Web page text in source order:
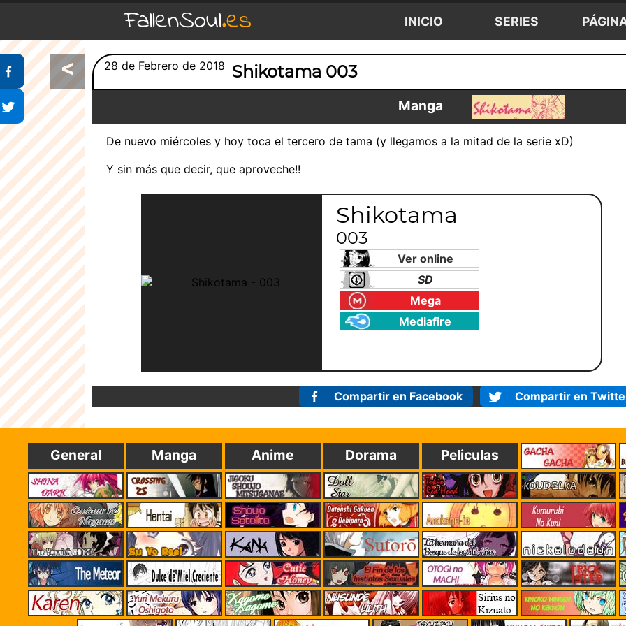
FallenSoul.es INICIO SERIES
<
Compartir en Facebook
Compartir en Twitter
28 de Febrero de 2018 Shikotama 003
Manga
De nuevo miércoles y hoy toca el tercero de tama (y llegamos a la mitad de la serie xD)
Y sin más que decir, que aproveche!!
Shikotama
003
Ver online
SD
Mega
Mediafire
Compartir en Facebook Compartir en
General Manga Anime Dorama Peliculas